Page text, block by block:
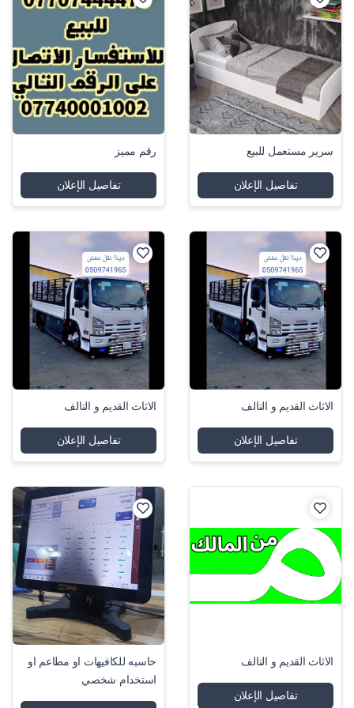
سرير مستعمل للبيع
تفاصيل الإعلان
رقم مميز
تفاصيل الإعلان
الاثاث القديم و التالف
تفاصيل الإعلان
الاثاث القديم و التالف
تفاصيل الإعلان
الاثاث القديم و التالف
تفاصيل الإعلان
حاسبه للكافيهات او مطاعم او
استخدام شخصي